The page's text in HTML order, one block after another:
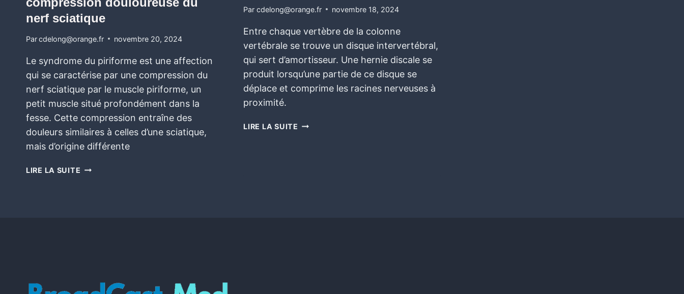
nerf sciatique
Parcdelong@orange.fr novembre 20, 2024
Le syndrome du piriforme est une affection
qui se caractérise par une compression du
nerf sciatique par le muscle piriforme, un
petit muscle situé profondément dans la
fesse. Cette compression entraîne des
douleurs similaires à celles d’une sciatique,
mais d’origine différente
LIRE LA SUITE
Par cdelong@orange.fr novembre 18, 2024
Entre chaque vertèbre de la colonne
vertébrale se trouve un disque intervertébral,
qui sert d’amortisseur. Une hernie discale se
produit lorsqu’une partie de ce disque se
déplace et comprime les racines nerveuses à
proximité.
LIRE LA SUITE